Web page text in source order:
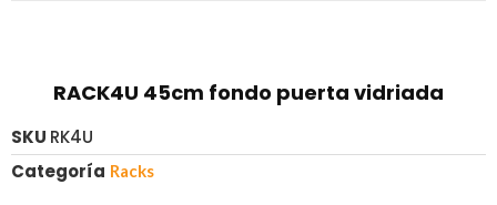
RACK4U 45cm fondo puerta vidriada
SKU RK4U
Categoría Racks